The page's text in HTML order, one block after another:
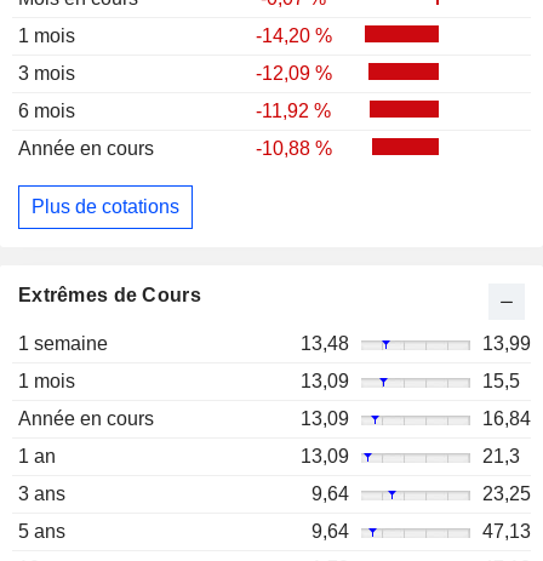
1 mois
-14,20 %
3 mois
-12,09 %
6 mois
-11,92 %
Année en cours
-10,88 %
Plus de cotations
Extrêmes de Cours
1 semaine 13,48
13,99
1 mois
13,09
15,5
Année en cours
13,09
16,84
1 an
13,09
21,3
3 ans
9,64
23,25
5 ans
9,64
47,13